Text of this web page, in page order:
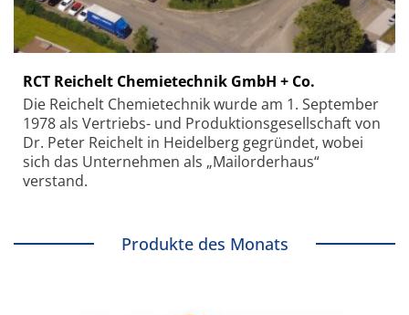
RCT Reichelt Chemietechnik GmbH + Co.
Die Reichelt Chemietechnik wurde am 1. September
1978 als Vertriebs- und Produktionsgesellschaft von
Dr. Peter Reichelt in Heidelberg gegründet, wobei
sich das Unternehmen als „Mailorderhaus“
verstand.
Produkte des Monats